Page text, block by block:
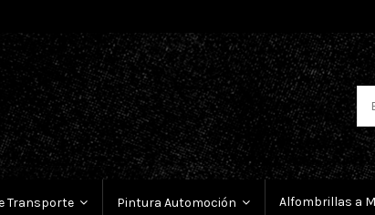
Transporte Pintura Automoción Alfombrillas a